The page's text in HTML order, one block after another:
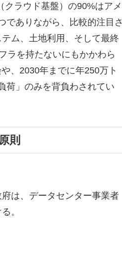
ラウド基盤）の90%はアメ
でありながら、比較的注目さ
ム、土地利用、そして最終
ラを持たないにもかかわら
、2030年までに年250万ト
荷」のみを背負わされてい
則
は、データセンター事業者
。